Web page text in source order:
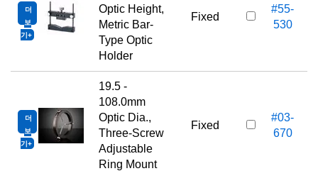
더
보
기
Optic Height,
Metric Bar-
Type Optic
Holder
Fixed
#55-
530
더
보
기
19.5 -
108.0mm
Optic Dia.,
Three-Screw
Adjustable
Ring Mount
Fixed
#03-
670